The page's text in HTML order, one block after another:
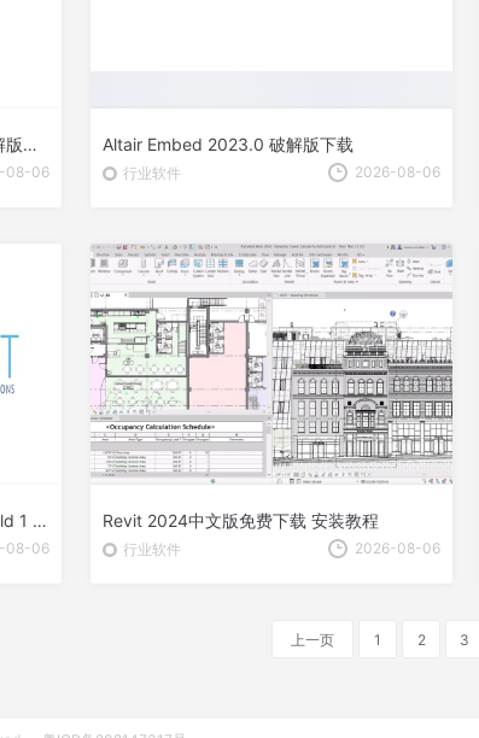
Siemens UG NX 2312 Build 1700 破解版下载 注册文件 破解教程
08-06
Altair Embed 2023.0 破解版下载
行业软件 2026-08-06
SeismoSoft SeismoBuild 2024 R1 Build 1 破解版下载
08-06
Revit 2024中文版免费下载 安装教程
行业软件 2026-08-06
上一页 1 2 3